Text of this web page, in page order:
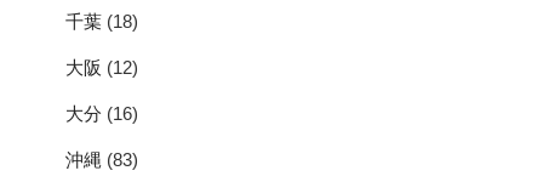
千葉 (18)
大阪 (12)
大分 (16)
沖縄 (83)